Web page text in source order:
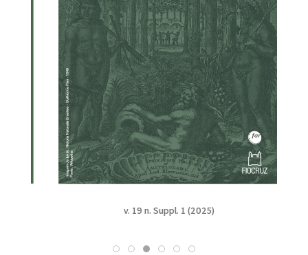
v. 19 n. Suppl. 1 (2025)